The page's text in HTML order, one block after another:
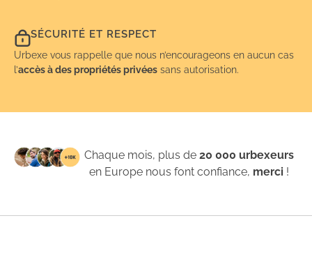
SÉCURITÉ ET RESPECT
Urbexe vous rappelle que nous n’encourageons en aucun cas
l’accès à des propriétés privées sans autorisation.
Chaque mois, plus de20 000 urbexeurs
en Europe nous font confiance, merci !